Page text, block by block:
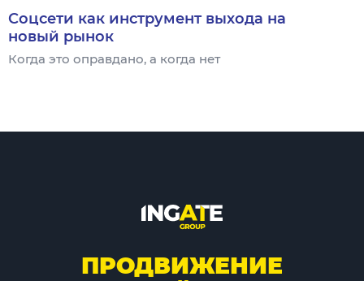
Соцсети как инструмент выхода на
новый рынок
Когда это оправдано, а когда нет
ПРОДВИЖЕНИЕ